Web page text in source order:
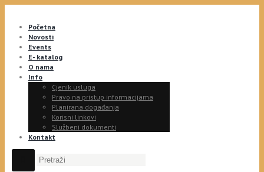
Početna
Novosti
Events
E- katalog
O nama
Info
Cjenik usluga
Pravo na pristup informacijama
Planirana događanja
Korisni linkovi
Službeni dokumenti
Kontakt